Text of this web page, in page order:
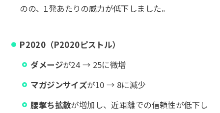
のの、1発あたりの威力が低下しました。
P2020（P2020ピストル）
ダメージが24 → 25に微増
マガジンサイズが10 → 8に減少
腰撃ち拡散が増加し、近距離での信頼性が低下し